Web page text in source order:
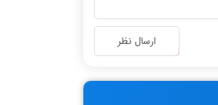
ارسال نظر